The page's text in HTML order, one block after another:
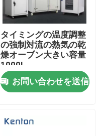
タイミングの温度調整
の強制対流の熱気の乾
燥オーブン大きい容量
1000L
お問い合わせを送信